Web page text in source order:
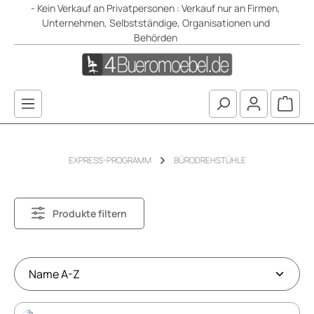
Zum Hauptinhalt springen
- Kein Verkauf an Privatpersonen : Verkauf nur an Firmen,
Unternehmen, Selbstständige, Organisationen und
Behörden
EXPRESS-PROGRAMM BÜRODREHSTÜHLE
Produkte filtern